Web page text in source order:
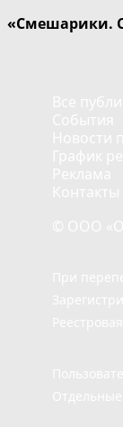
«Смешарики.